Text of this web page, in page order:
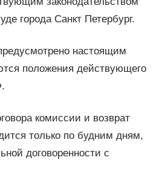
города Санкт Петербург.
настоящим
положения действующего
комиссии и возврат
только по будним дням,
договоренности с